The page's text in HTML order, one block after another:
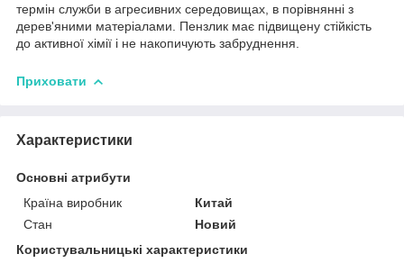
термін служби в агресивних середовищах, в порівнянні з
дерев'яними матеріалами. Пензлик має підвищену стійкість
до активної хімії і не накопичують забруднення.
Приховати
Характеристики
Основні атрибути
Країна виробник
Китай
Стан
Новий
Користувальницькі характеристики